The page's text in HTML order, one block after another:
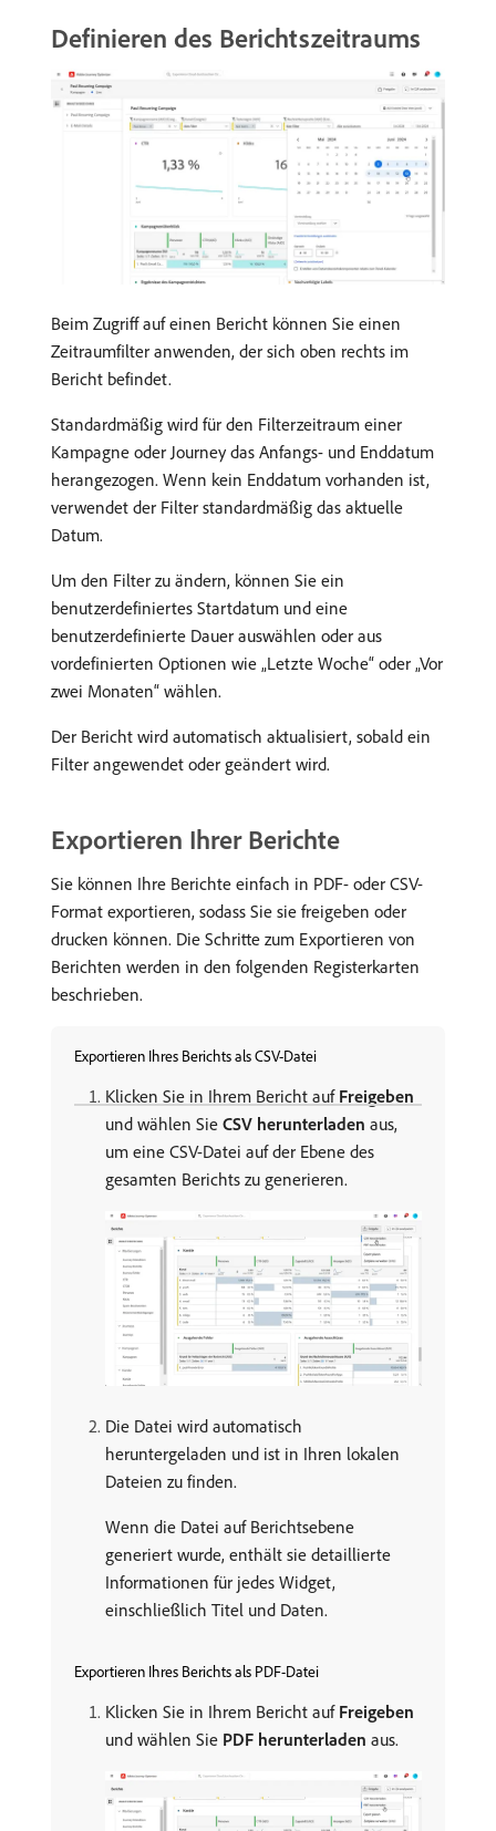
Definieren des Berichtszeitraums
Beim Zugriff auf einen Bericht können Sie einen
Zeitraumfilter anwenden, der sich oben rechts im
Bericht befindet.
Standardmäßig wird für den Filterzeitraum einer
Kampagne oder Journey das Anfangs- und Enddatum
herangezogen. Wenn kein Enddatum vorhanden ist,
verwendet der Filter standardmäßig das aktuelle
Datum.
Um den Filter zu ändern, können Sie ein
benutzerdefiniertes Startdatum und eine
benutzerdefinierte Dauer auswählen oder aus
vordefinierten Optionen wie „Letzte Woche“ oder „Vor
zwei Monaten“ wählen.
Der Bericht wird automatisch aktualisiert, sobald ein
Filter angewendet oder geändert wird.
Exportieren Ihrer Berichte
Sie können Ihre Berichte einfach in PDF- oder CSV-
Format exportieren, sodass Sie sie freigeben oder
drucken können. Die Schritte zum Exportieren von
Berichten werden in den folgenden Registerkarten
beschrieben.
Exportieren Ihres Berichts als CSV-Datei
Klicken Sie in Ihrem Bericht auf Freigeben
und wählen Sie CSV herunterladen aus,
um eine CSV-Datei auf der Ebene des
gesamten Berichts zu generieren.
Die Datei wird automatisch
heruntergeladen und ist in Ihren lokalen
Dateien zu finden.
Wenn die Datei auf Berichtsebene
generiert wurde, enthält sie detaillierte
Informationen für jedes Widget,
einschließlich Titel und Daten.
Exportieren Ihres Berichts als PDF-Datei
Klicken Sie in Ihrem Bericht auf Freigeben
und wählen Sie PDF herunterladen aus.